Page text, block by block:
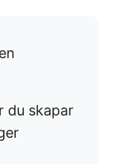
du skapar